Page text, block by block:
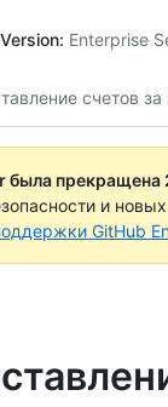
Version: Enterprise
счетов за
была прекращена
и
GitHub